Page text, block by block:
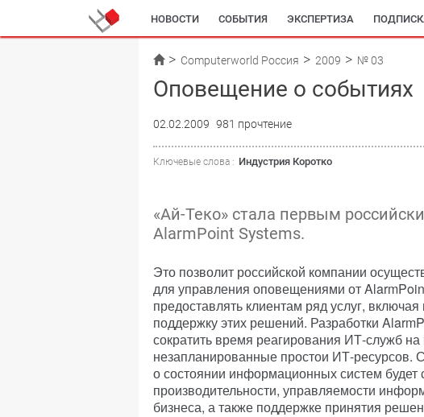
НОВОСТИ СОБЫТИЯ ЭКСПЕРТИЗА
Computerworld Россия 2009 № 03
Оповещение о событиях
02.02.2009 981 прочтение
Ключевые слова : Индустрия Коротко
«Ай-Теко» стала первым
AlarmPoint Systems.
Это позволит российской компании
для управления оповещениями от
предоставлять клиентам ряд услуг,
поддержку этих решений. Разработки
сократить время реагирования ИТ-служб
незапланированные простои ИТ-
о состоянии информационных систем
производительности, управляемости
бизнеса, а также поддержке принятия